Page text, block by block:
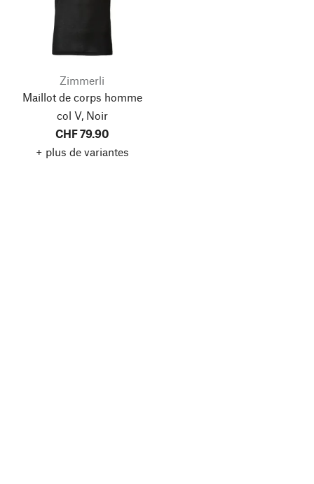
Zimmerli
Maillot de corps homme
col V, Noir
CHF 79.90
+ plus de variantes